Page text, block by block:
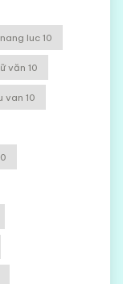
luc 10
văn 10
van 10